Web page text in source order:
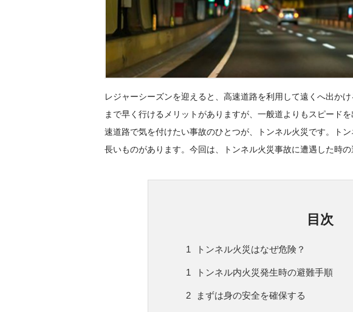
レジャーシーズンを迎えると、高速道路を利用して遠くへ出か
まで早く行けるメリットがありますが、一般道よりもスピード
速道路で気を付けたい事故のひとつが、トンネル火災です。ト
長いものがあります。今回は、トンネル火災事故に遭遇した時の
目次
トンネル火災はなぜ危険？
トンネル内火災発生時の避難手順
まずは身の安全を確保する